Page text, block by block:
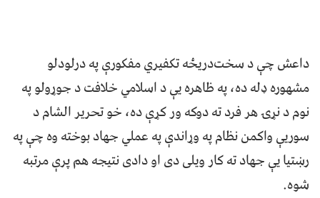
داعش چې د سخت‌دریځه تکفیري مفکورې په درلودلو
مشهوره ډله ده، په ظاهره يې د اسلامي خلافت د جوړولو په
نوم د نړۍ هر فرد ته دوکه ور کړې ده، خو تحریر الشام د
سوريې واکمن نظام په وړاندې په عملي جهاد بوخته وه چې په
رښتيا يې جهاد ته کار ويلى دى او دادی نتیجه هم پرې مرتبه
شوه.